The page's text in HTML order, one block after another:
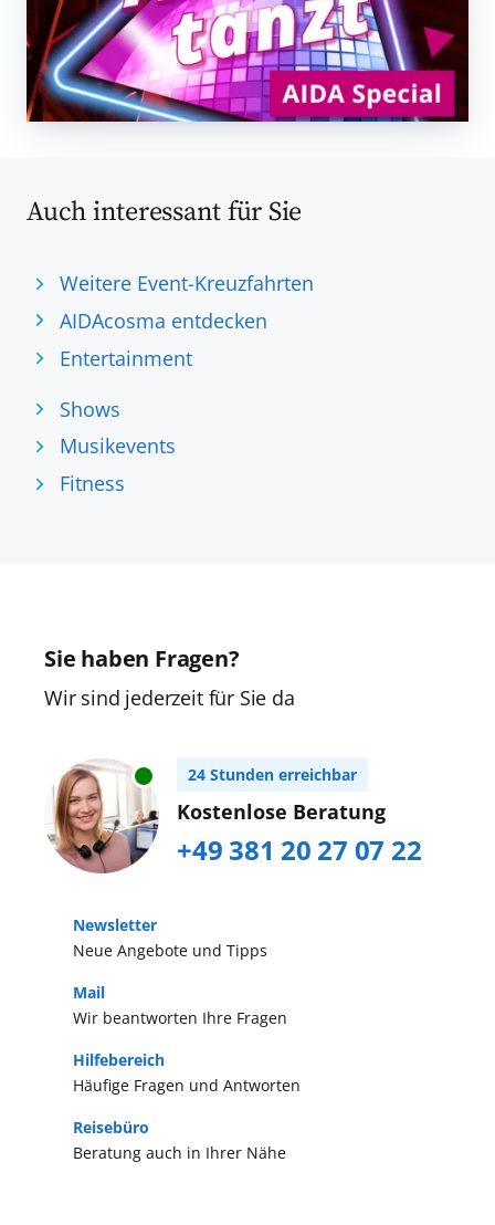
Auch interessant für Sie
Weitere Event-Kreuzfahrten
AIDAcosma entdecken
Entertainment
Shows
Musikevents
Fitness
Sie haben Fragen?
Wir sind jederzeit für Sie da
24 Stunden erreichbar
Kostenlose Beratung
+49 381 20 27 07 22
Neue Angebote und Tipps
Newsletter
Häufige Fragen und Antworten
Hilfebereich
Wir beantworten Ihre Fragen
Mail
Beratung auch in Ihrer Nähe
Reisebüro